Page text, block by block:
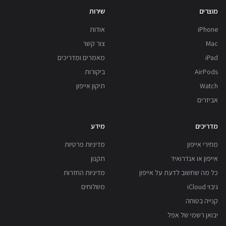
מוצרים
iPhone
Mac
iPad
AirPods
Watch
אביזרים
שירות
אודות
צור קשר
מאמרים ומדריכים
ביקורות
תיקון אייפון
מדריכים
מחירי אייפון
אייפון או אנדרואיד
כל מה שחשוב לדעת על אייפון
גיבוי iCloud
קנייה בטוחה
יבואן רשמי של אפל
מידע
מדיניות פרטיות
תקנון
מדיניות החזרות
משלוחים